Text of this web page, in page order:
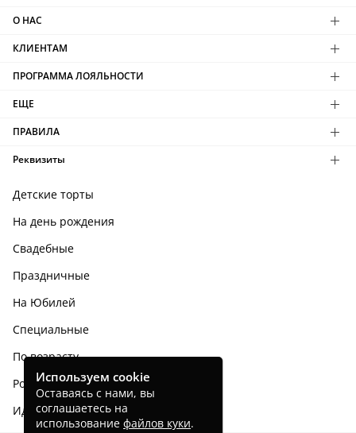
О НАС
КЛИЕНТАМ
ПРОГРАММА ЛОЯЛЬНОСТИ
ЕЩЕ
ПРАВИЛА
Реквизиты
Детские торты
На день рождения
Свадебные
Праздничные
На Юбилей
Специальные
По возрасту
Родным и близким
Идеи тортов
Используем cookie
Оставаясь с нами, вы
соглашаетесь на
использование файлов куки.